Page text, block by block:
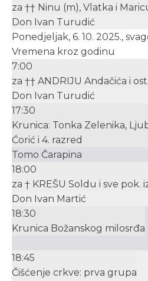
za †† Ninu (m), Vlatka i
Don Ivan Turudić
Ponedjeljak, 6. 10. 2025.,
Vremena kroz godinu
7:00
za †† ANDRIJU Andačića i
Don Ivan Turudić
17:30
Krunica: Tonka Zelenika,
Ćorić i 4. razred
Tomo Čarapina
18:00
za † KREŠU Soldu i sve pok.
Don Ivan Martić
18:30
Krunica Božanskog milosrđa
18:45
Čišćenje crkve: prva grupa